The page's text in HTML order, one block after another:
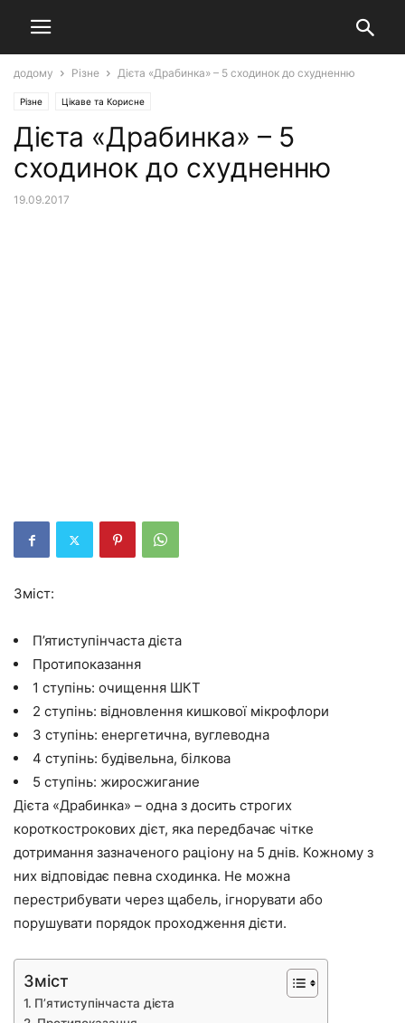
додому Різне Дієта «Драбинка» – 5 сходинок до схудненню
Різне Цікаве та Корисне
Дієта «Драбинка» – 5
сходинок до схудненню
19.09.2017
Зміст:
П’ятиступінчаста дієта
Протипоказання
1 ступінь: очищення ШКТ
2 ступінь: відновлення кишкової мікрофлори
3 ступінь: енергетична, вуглеводна
4 ступінь: будівельна, білкова
5 ступінь: жиросжигание
Дієта «Драбинка» – одна з досить строгих
короткострокових дієт, яка передбачає чітке
дотримання зазначеного раціону на 5 днів. Кожному з
них відповідає певна сходинка. Не можна
перестрибувати через щабель, ігнорувати або
порушувати порядок проходження дієти.
Зміст
П’ятиступінчаста дієта